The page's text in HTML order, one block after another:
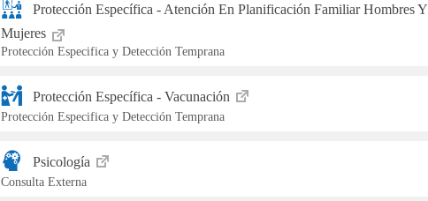
Protección Específica - Atención En Planificación Familiar Hombres Y
Mujeres
Protección Especifica y Detección Temprana
Protección Específica - Vacunación
Protección Especifica y Detección Temprana
Psicología
Consulta Externa